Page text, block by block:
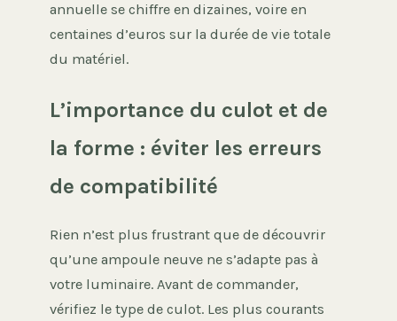
annuelle se chiffre en dizaines, voire en
centaines d’euros sur la durée de vie totale
du matériel.
L’importance du culot et de
la forme : éviter les erreurs
de compatibilité
Rien n’est plus frustrant que de découvrir
qu’une ampoule neuve ne s’adapte pas à
votre luminaire. Avant de commander,
vérifiez le type de culot. Les plus courants